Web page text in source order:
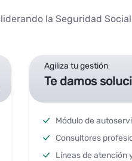
la Seguridad
Agiliza tu gestión
Te damos
Módulo de
Consultores
Líneas de atención